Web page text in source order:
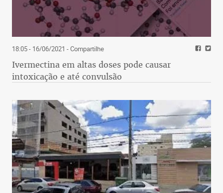
18:05 - 16/06/2021 - Compartilhe
Ivermectina em altas doses pode causar
intoxicação e até convulsão